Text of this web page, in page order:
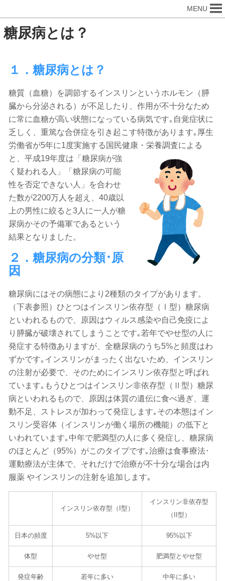
MENU
糖尿病とは？
１．糖尿病とは？
糖質（血糖）を調節するインスリンというホルモン（膵
臓から分泌される）が不足したり、作用が不十分なため
に常に血糖が高い状態になっている病気です｡自覚症状に
乏しく、重篤な合併症を引き起こす特徴があります｡厚生
労働省が5年に1度実施する国民健康・栄養調査による
と、 平成19年度は「糖尿病が強
く疑われる人」「糖尿病の可能
性を否定できない人」を合わせ
た数が2200万人を超え、40歳以
上の男性に絞ると3人に一人が糖
尿病かその予備軍であるという
結果となりました。
２．糖尿病の分類･原
因
糖尿病にはその病態により2種類のタイプがあります。
（下表参照）ひとつはインスリン依存型（Ⅰ型）糖尿病
といわれるもので、原因はウィルス感染や自己免疫によ
り膵臓が破壊されてしまうことです｡若年でやせ型の人に
発症する特徴ありますが、全糖尿病のうち5%と頻度はわ
ずかです｡インスリンがまったく出ないため、インスリン
の注射が必要で、そのためにインスリン依存型と呼ばれ
ています｡もうひとつはインスリン非依存型（Ⅱ型）糖尿
病といわれるもので、原因は体質の遺伝に食べ過ぎ、運
動不足、ストレスが加わって発症します｡その本態はイン
スリン受容体（インスリンが働く場所の機能）の低下と
いわれています｡中年で肥満型の人に多く発症し、糖尿病
のほとんど（95%）がこのタイプです｡治療は食事療法･
運動療法が主体で、それだけで治療が不十分な場合は内
服薬 やインスリンの注射を追加します｡
インスリン依存型（I型）
インスリン非依存型
（II型）
日本の頻度 5%以下 95%以下
体型 やせ型 肥満型とやせ型
発症年齢 若年に多い 中年に多い